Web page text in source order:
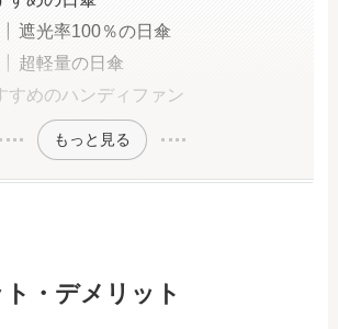
遮光率100％の日傘
超軽量の日傘
すめのハンディファン
もっと見る
・デメリット